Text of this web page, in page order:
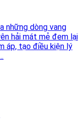
những dòng vang
hải mát mẻ đem lại
áp, tạo điều kiện lý